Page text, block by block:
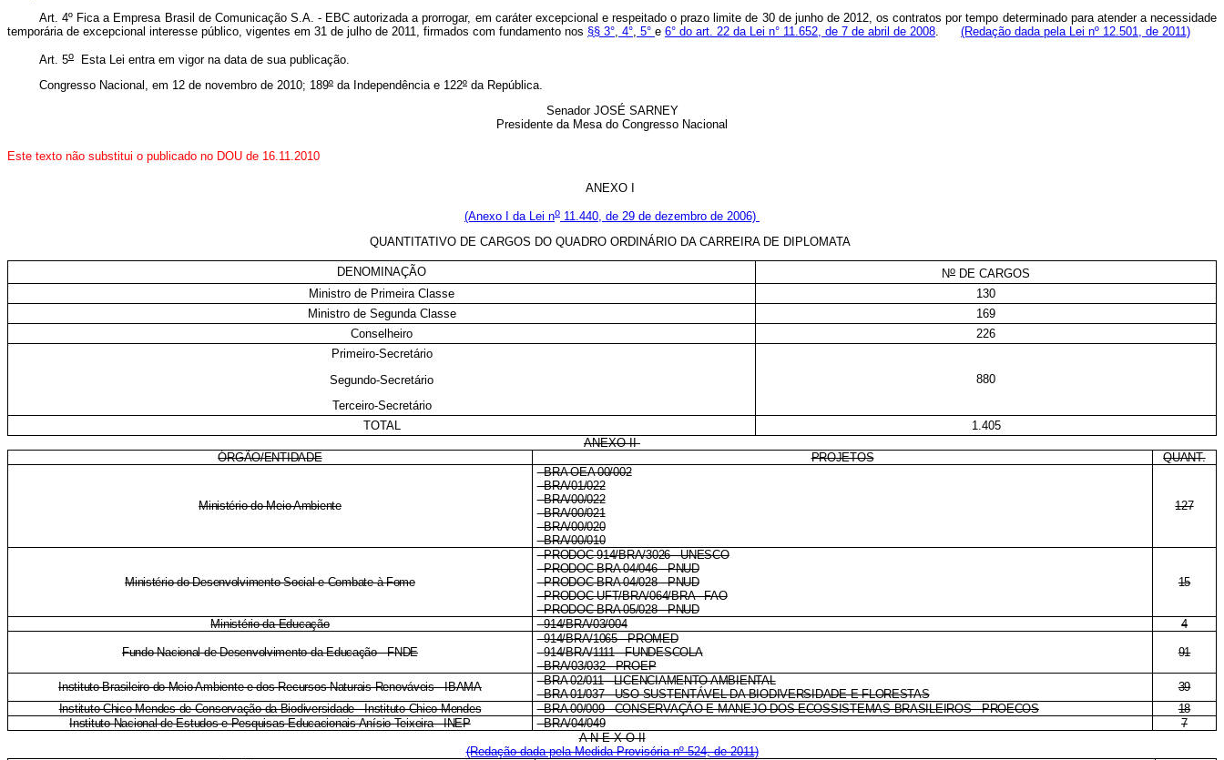
Art. 4º Fica a Empresa Brasil de Comunicação S.A. - EBC autorizada a prorrogar, em caráter excepcional e respeitado o prazo limite de 30 de junho de 2012, os contratos por tempo determinado para atender a necessidade
temporária de excepcional interesse público, vigentes em 31 de julho de 2011, firmados com fundamento nos §§ 3° 4° 5° e 6° do art. 22 da Lei n° 11.652, de 7 de abril de 2008 (Redação dada pela Lei nº 12.501, de 2011)
Art. 5o
Esta Lei entra em vigor na data de sua publicação.
Congresso Nacional, em 12 de novembro de 2010; 189º da Independência e 122º da República.
Senador JOSÉ SARNEY
Presidente da Mesa do Congresso Nacional
Este texto não substitui o publicado no DOU de 16.11.2010
ANEXO I
(Anexo I da Lei no 11.440, de 29 de dezembro de 2006)
QUANTITATIVO DE CARGOS DO QUADRO ORDINÁRIO DA CARREIRA DE DIPLOMATA
DENOMINAÇÃO No DE CARGOS
Ministro de Primeira Classe
130
Ministro de Segunda Classe
169
Conselheiro
226
Primeiro-Secretário
Segundo-Secretário
Terceiro-Secretário
880
TOTAL
1.405
ANEXO II
ÓRGÃO/ENTIDADE
PROJETOS QUANT.
Ministério do Meio Ambiente
- BRA OEA 00/002
- BRA/01/022
- BRA/00/022
- BRA/00/021
- BRA/00/020
- BRA/00/010
127
Ministério do Desenvolvimento Social e Combate à Fome
- PRODOC 914/BRA/3026 - UNESCO
- PRODOC BRA 04/046 - PNUD
- PRODOC BRA 04/028 - PNUD
- PRODOC-UFT/BRA/064/BRA - FAO
- PRODOC BRA 05/028 - PNUD
15
Ministério da Educação - 914/BRA/03/004 4
Fundo Nacional de Desenvolvimento da Educação - FNDE
- 914/BRA/1065 - PROMED
- 914/BRA/1111 - FUNDESCOLA
- BRA/03/032 - PROEP
91
Instituto Brasileiro do Meio Ambiente e dos Recursos Naturais Renováveis - IBAMA
- BRA 02/011 - LICENCIAMENTO AMBIENTAL
- BRA 01/037 - USO SUSTENTÁVEL DA BIODIVERSIDADE E FLORESTAS
39
Instituto Chico Mendes de Conservação da Biodiversidade - Instituto Chico Mendes
- BRA 00/009 - CONSERVAÇÃO E MANEJO DOS ECOSSISTEMAS BRASILEIROS - PROECOS
18
Instituto Nacional de Estudos e Pesquisas Educacionais Anísio Teixeira - INEP
- BRA/04/049
7
A N E X OII
(Redação dada pela Medida Provisória nº 524, de 2011)